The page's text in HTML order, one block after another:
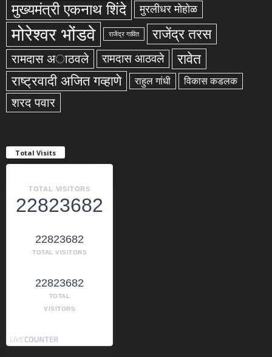
मुख्यमंत्री एकनाथ शिंदे मुरलीधर मोहोळ
मोरेश्वर भोंडवे राजेंद्र गावित राजेंद्र तरस
रामदास अाठवले रामदास आठवले रावेत
राष्ट्रवादी अजित गव्हाणे राहुल गांधी विकास कडलक
शरद पवार
Total Visits
TOTAL VISITORS
22823682
22823682
TOTAL VISITORS
22823682
TOTAL
VISITORS